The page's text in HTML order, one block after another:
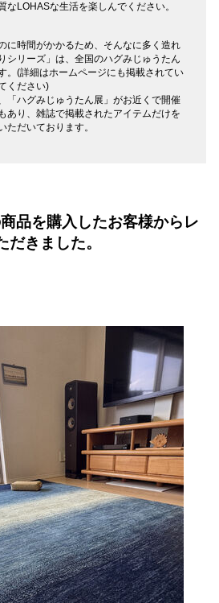
なLOHASな生活を楽しんでください。
に時間がかかるため、そんなに多く造れ
シリーズ」は、全国のハグみじゅうたん
。(詳細はホームページにも掲載されてい
ください)
「ハグみじゅうたん展」がお近くで開催
あり、雑誌で掲載されたアイテムだけを
ただいております。
品を購入したお客様からレ
だきました。